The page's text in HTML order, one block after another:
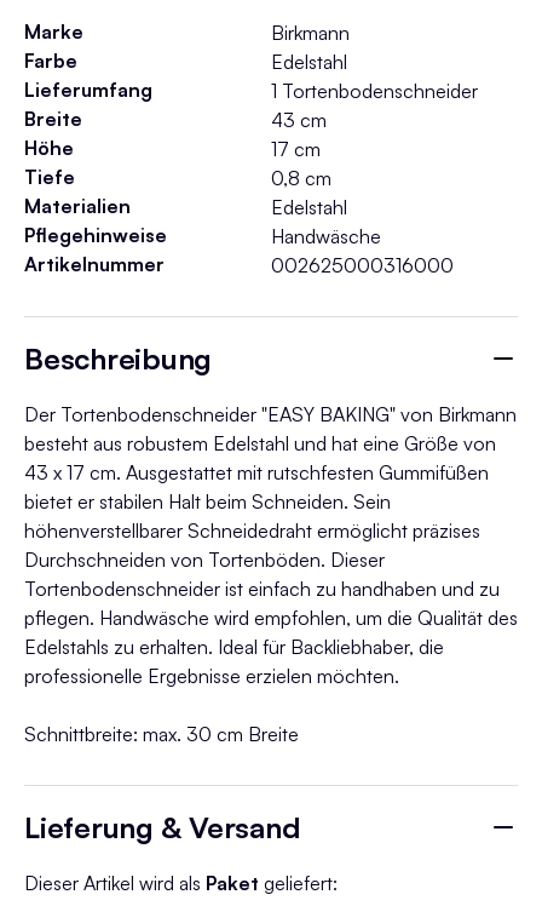
Marke
Birkmann
Farbe
Edelstahl
Lieferumfang
1 Tortenbodenschneider
Breite
43 cm
Höhe
17 cm
Tiefe
0,8 cm
Materialien
Edelstahl
Pflegehinweise
Handwäsche
Artikelnummer
002625000316000
Beschreibung
Der Tortenbodenschneider "EASY BAKING" von Birkmann
besteht aus robustem Edelstahl und hat eine Größe von
43 x 17 cm. Ausgestattet mit rutschfesten Gummifüßen
bietet er stabilen Halt beim Schneiden. Sein
höhenverstellbarer Schneidedraht ermöglicht präzises
Durchschneiden von Tortenböden. Dieser
Tortenbodenschneider ist einfach zu handhaben und zu
pflegen. Handwäsche wird empfohlen, um die Qualität des
Edelstahls zu erhalten. Ideal für Backliebhaber, die
professionelle Ergebnisse erzielen möchten.
Schnittbreite: max. 30 cm Breite
Lieferung & Versand
Dieser Artikel wird als Paket geliefert: